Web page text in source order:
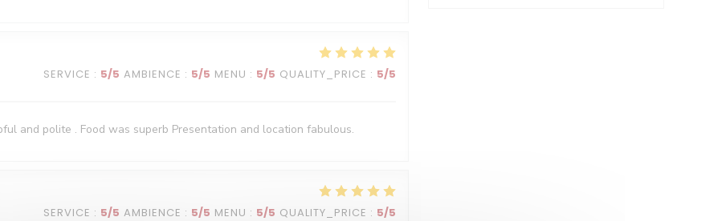
SERVICE : 5/5 AMBIENCE : 5/5 MENU : 5/5 QUALITY_PRICE : 5/5
and polite . Food was superb Presentation and location fabulous.
SERVICE : 5/5 AMBIENCE : 5/5 MENU : 5/5 QUALITY_PRICE : 5/5